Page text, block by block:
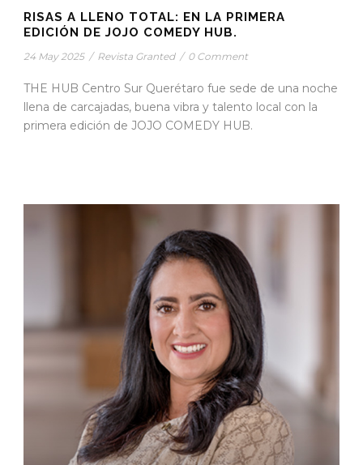
RISAS A LLENO TOTAL: EN LA PRIMERA
EDICIÓN DE JOJO COMEDY HUB.
24 May 2025 / Revista Granted / 0 Comment
THE HUB Centro Sur Querétaro fue sede de una noche
llena de carcajadas, buena vibra y talento local con la
primera edición de JOJO COMEDY HUB.